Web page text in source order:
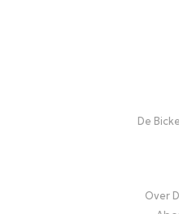
De
Over